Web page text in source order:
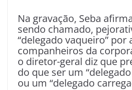
Na gravação, Seba
sendo chamado,
“delegado vaqueiro” por
companheiros da
o diretor-geral diz que
do que ser um
ou um “delegado